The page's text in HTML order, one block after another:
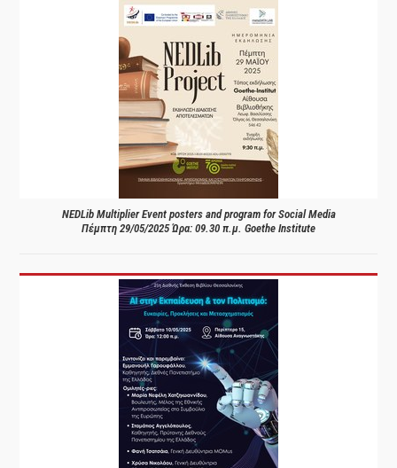
NEDLib Multiplier Event posters and program for Social Media
Πέμπτη 29/05/2025 Ώρα: 09.30 π.μ. Goethe Institute